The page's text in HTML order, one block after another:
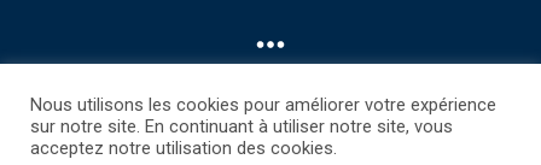
©CNRS EDITIONS 2025
Nous utilisons les cookies pour améliorer votre expérience
sur notre site. En continuant à utiliser notre site, vous
acceptez notre utilisation des cookies.